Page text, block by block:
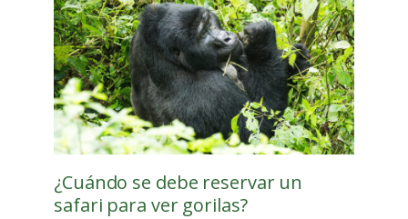
¿Cuándo se debe reservar un
safari para ver gorilas?